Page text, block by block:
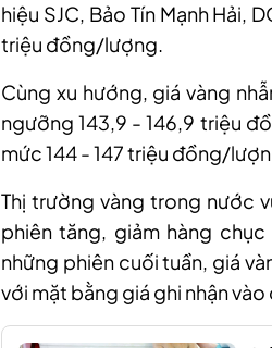
hiệu SJC, Bảo Tín Mạnh Hải,
triệu đồng/lượng.
Cùng xu hướng, giá vàng
ngưỡng 143,9 - 146,9 triệu
mức 144 - 147 triệu đồng/
Thị trường vàng trong nước
phiên tăng, giảm hàng
những phiên cuối tuần, giá
với mặt bằng giá ghi nhận